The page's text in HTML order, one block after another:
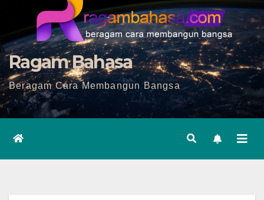
Ragam Bahasa
Beragam Cara Membangun Bangsa